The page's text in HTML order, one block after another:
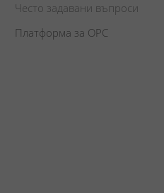
Често задавани въпроси
Платформа за ОРС